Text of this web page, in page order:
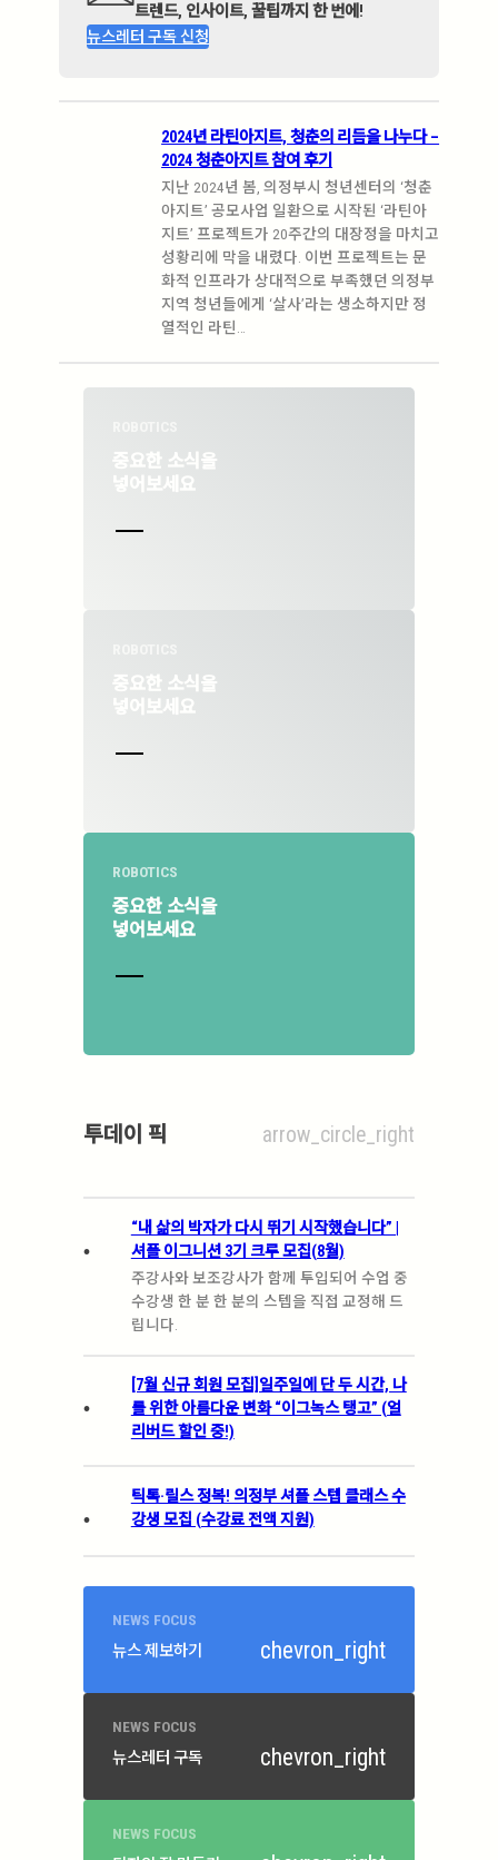
트렌드, 인사이트, 꿀팁까지 한 번에!
뉴스레터 구독 신청
2024년 라틴아지트, 청춘의 리듬을 나누다 –
2024 청춘아지트 참여 후기
지난 2024년 봄, 의정부시 청년센터의 ‘청춘
아지트’ 공모사업 일환으로 시작된 ‘라틴아
지트’ 프로젝트가 20주간의 대장정을 마치고
성황리에 막을 내렸다. 이번 프로젝트는 문
화적 인프라가 상대적으로 부족했던 의정부
지역 청년들에게 ‘살사’라는 생소하지만 정
열적인 라틴…
중요한 소식을
넣어보세요
중요한 소식을
넣어보세요
ROBOTICS
중요한 소식을
넣어보세요
투데이 픽 arrow_circle_right
.
“내 삶의 박자가 다시 뛰기 시작했습니다” |
셔플 이그니션 3기 크루 모집(8월)
주강사와 보조강사가 함께 투입되어 수업 중
수강생 한 분 한 분의 스텝을 직접 교정해 드
립니다.
.
[7월 신규 회원 모집]일주일에 단 두 시간, 나
를 위한 아름다운 변화 “이그녹스 탱고” (얼
리버드 할인 중!)
.
틱톡·릴스 정복! 의정부 셔플 스텝 클래스 수
강생 모집 (수강료 전액 지원)
NEWS FOCUS
뉴스 제보하기 chevron_right
NEWS FOCUS
뉴스레터 구독 chevron_right
NEWS FOCUS